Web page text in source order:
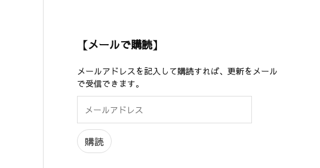
【メールで購読】
メールアドレスを記入して購読すれば、更新をメール
で受信できます。
ル
ア
ド
購読